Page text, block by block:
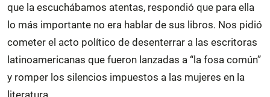
que la escuchábamos atentas, respondió que para ella
lo más importante no era hablar de sus libros. Nos pidió
cometer el acto político de desenterrar a las escritoras
latinoamericanas que fueron lanzadas a “la fosa común”
y romper los silencios impuestos a las mujeres en la
literatura.